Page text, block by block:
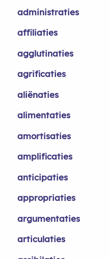
administraties
affiliaties
agglutinaties
agrificaties
aliënaties
alimentaties
amortisaties
amplificaties
anticipaties
appropriaties
argumentaties
articulaties